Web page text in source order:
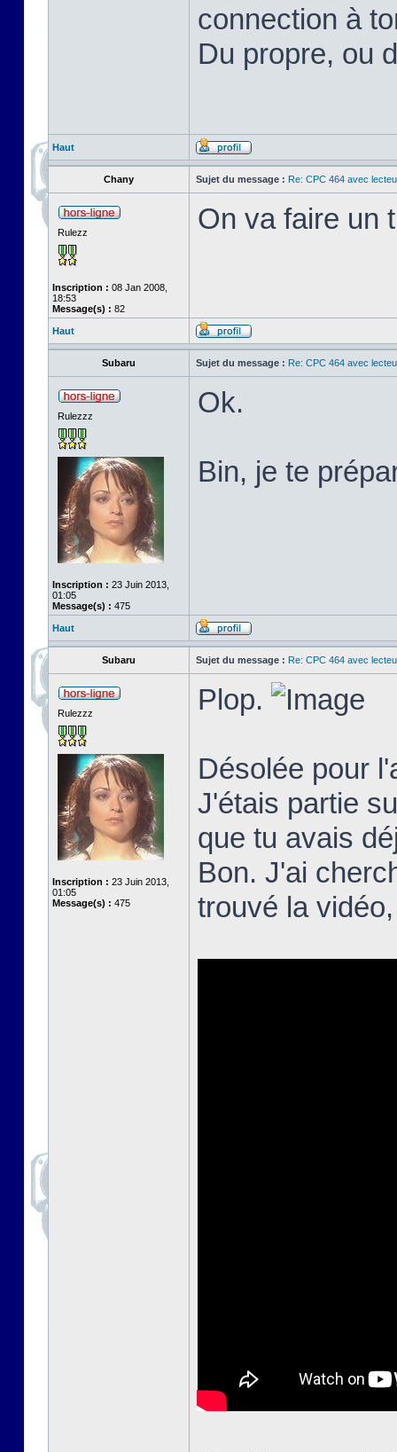
connection à
Du propre, ou
Haut
Chany Sujet du message : Re: CPC 464 avec
Rulezz
Inscription : 08 Jan 2008,
18:53
Message(s) : 82
On va faire un
Haut
Subaru Sujet du message : Re: CPC 464 avec
Rulezzz
Inscription : 23 Juin 2013,
01:05
Message(s) : 475
Ok.
Bin, je te
Haut
Subaru Sujet du message : Re: CPC 464 avec
Rulezzz
Inscription : 23 Juin 2013,
01:05
Message(s) : 475
Plop.
Désolée pour
J'étais partie
que tu avais
Bon. J'ai
trouvé la